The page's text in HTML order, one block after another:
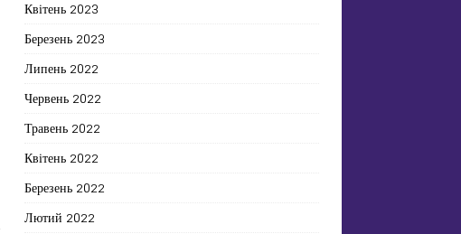
Квітень 2023
Березень 2023
Липень 2022
Червень 2022
Травень 2022
Квітень 2022
Березень 2022
Лютий 2022